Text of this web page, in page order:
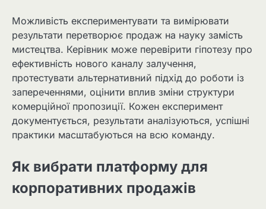
Можливість експериментувати та вимірювати
результати перетворює продаж на науку замість
мистецтва. Керівник може перевірити гіпотезу про
ефективність нового каналу залучення,
протестувати альтернативний підхід до роботи із
запереченнями, оцінити вплив зміни структури
комерційної пропозиції. Кожен експеримент
документується, результати аналізуються, успішні
практики масштабуються на всю команду.
Як вибрати платформу для
корпоративних продажів